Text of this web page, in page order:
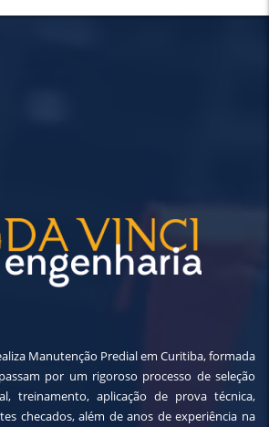
Manutenção Predial em Curitiba, formada
por um rigoroso processo de seleção
treinamento, aplicação de prova técnica,
checados, além de anos de experiência na